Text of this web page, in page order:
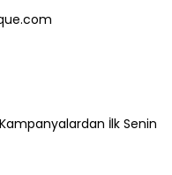
İlk Senin